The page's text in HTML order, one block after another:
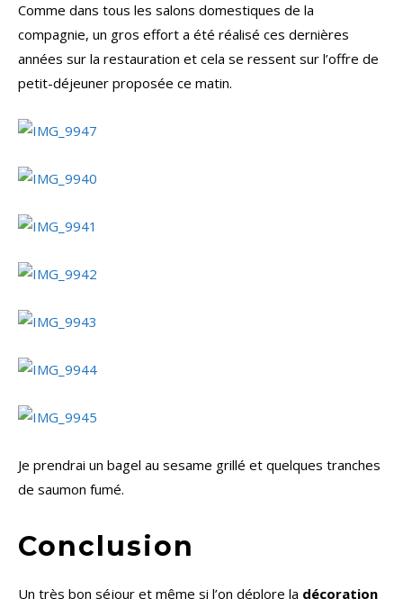
Comme dans tous les salons domestiques de la
compagnie, un gros effort a été réalisé ces dernières
années sur la restauration et cela se ressent sur l’offre de
petit-déjeuner proposée ce matin.
Je prendrai un bagel au sesame grillé et quelques tranches
de saumon fumé.
Conclusion
Un très bon séjour et même si l’on déplore la décoration